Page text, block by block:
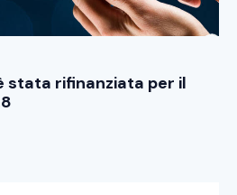
stata rifinanziata per il